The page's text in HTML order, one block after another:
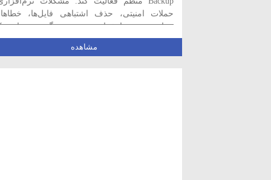
حملات امنیتی، حذف اشتباهی فایل‌ها،
برنامه‌نویسی یا خرابی سرور، همگی می‌توانند
سایت را از کار بیندازند. پلسک […]
مشاهده